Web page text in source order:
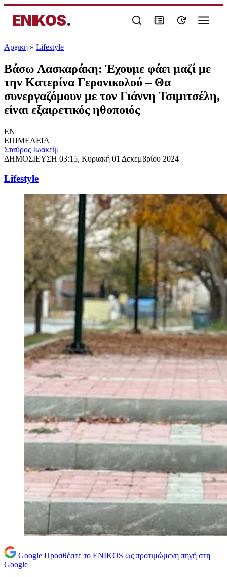
ENIKOS.
Αρχική » Lifestyle
Βάσω Λασκαράκη: Έχουμε φάει μαζί με
την Κατερίνα Γερονικολού – Θα
συνεργαζόμουν με τον Γιάννη Τσιμιτσέλη,
είναι εξαιρετικός ηθοποιός
EN
ΕΠΙΜΕΛΕΙΑ
Σταύρος Ιωακείμ
ΔΗΜΟΣΙΕΥΣΗ 03:15, Κυριακή 01 Δεκεμβρίου 2024
Lifestyle
Google Προσθέστε το ENIKOS ως προτιμώμενη πηγή στη
Google